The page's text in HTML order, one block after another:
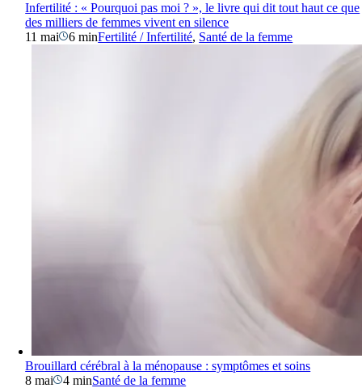
Infertilité : « Pourquoi pas moi ? », le livre qui dit tout haut ce que
des milliers de femmes vivent en silence
11 mai
6 minFertilité / Infertilité, Santé de la femme
Brouillard cérébral à la ménopause : symptômes et soins
8 mai
4 minSanté de la femme